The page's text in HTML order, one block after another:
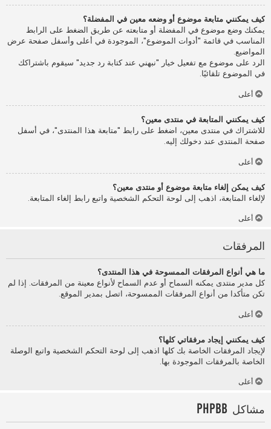
كيف يمكنني متابعة موضوع أو وضعه معين في المفضلة؟
يمكنك وضع موضوع في المفضلة أو متابعته عن طريق الضغط على الرابط
المناسب في قائمة "أدوات الموضوع"، الموجودة في أعلى وأسفل صفحة عرض
المواضيع.
الرد على موضوع مع تفعيل خيار "نبهني عند كتابة رد جديد" سيقوم باشتراكك
في الموضوع تلقائيًا.
أعلى
كيف يمكنني المتابعة في منتدى معين؟
للاشتراك في منتدى معين، اضغط على رابط "متابعة هذا المنتدى"، في أسفل
صفحة المنتدى عند دخولك إليه.
أعلى
كيف يمكن إلغاء متابعة موضوع أو منتدى معين؟
لإلغاء المتابعة، اذهب إلى لوحة التحكم الشخصية واتبع رابط إلغاء المتابعة.
أعلى
المرفقات
ما هي أنواع المرفقات الممسوحة في هذا المنتدى؟
كل مدير منتدى يمكنه السماح أو عدم السماح لأنواع معينة من المرفقات. إذا لم
تكن متأكدا من أنواع المرفقات الممسوحة، اتصل بمدير الموقع.
أعلى
كيف يمكنني إيجاد مرفقاتي كلها؟
لإيجاد المرفقات الخاصة بك كلها اذهب إلى لوحة التحكم الشخصية واتبع الوصلة
الخاصة بالمرفقات الموجودة بها.
أعلى
مشاكل phpBB